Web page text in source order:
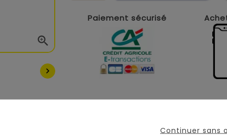
Continuer sans


Paiement sécurisé